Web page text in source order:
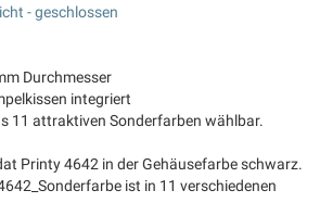
- geschlossen
Durchmesser
integriert
11 attraktiven Sonderfarben wählbar.
Printy 4642 in der Gehäusefarbe schwarz.
ist in 11 verschiedenen